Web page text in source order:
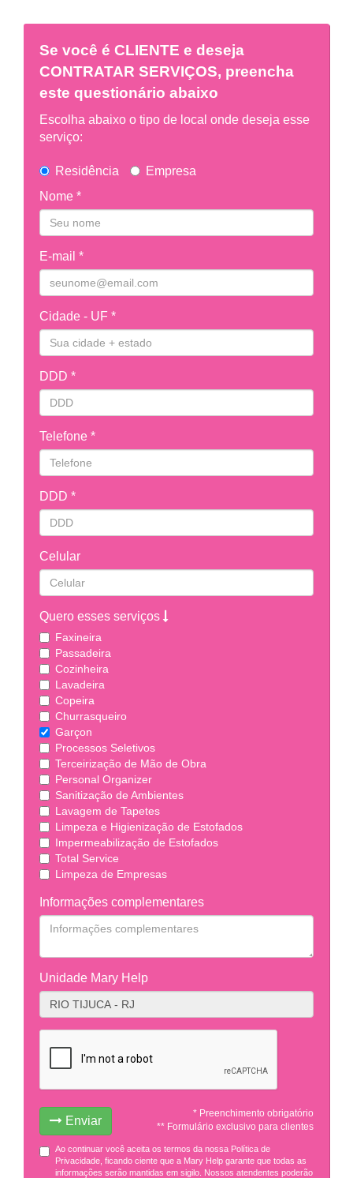
Se você é CLIENTE e deseja
CONTRATAR SERVIÇOS, preencha
este questionário abaixo
Escolha abaixo o tipo de local onde deseja esse
serviço:
Residência
Empresa
Nome *
E-mail *
Cidade - UF *
DDD *
Telefone *
DDD *
Celular
Quero esses serviços
Faxineira
Passadeira
Cozinheira
Lavadeira
Copeira
Churrasqueiro
Garçon
Processos Seletivos
Terceirização de Mão de Obra
Personal Organizer
Sanitização de Ambientes
Lavagem de Tapetes
Limpeza e Higienização de Estofados
Impermeabilização de Estofados
Total Service
Limpeza de Empresas
Informações complementares
Unidade Mary Help
Enviar
* Preenchimento obrigatório
** Formulário exclusivo para clientes
Ao continuar você aceita os termos da nossa Política de
Privacidade, ficando ciente que a Mary Help garante que todas as
informações serão mantidas em sigilo. Nossos atendentes poderão